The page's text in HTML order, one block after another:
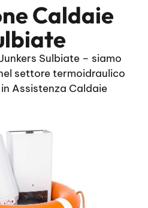
Caldaie
Sulbiate – siamo
settore termoidraulico
Assistenza Caldaie